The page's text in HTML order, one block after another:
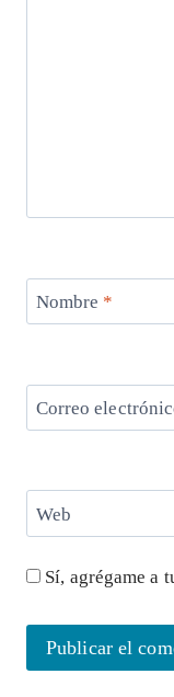
Nombre *
Correo
Web
Sí, agrégame a